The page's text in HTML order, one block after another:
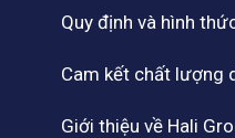
Quy định và hình
Cam kết chất lượng
Giới thiệu về Hali